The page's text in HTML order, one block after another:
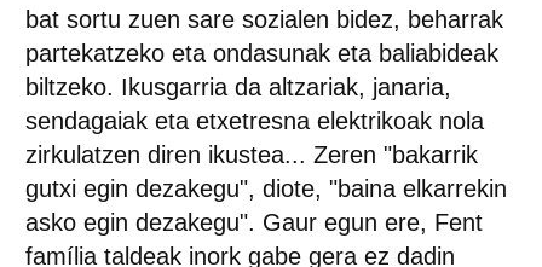
bat sortu zuen sare sozialen bidez, beharrak
partekatzeko eta ondasunak eta baliabideak
biltzeko. Ikusgarria da altzariak, janaria,
sendagaiak eta etxetresna elektrikoak nola
zirkulatzen diren ikustea... Zeren "bakarrik
gutxi egin dezakegu", diote, "baina elkarrekin
asko egin dezakegu". Gaur egun ere, Fent
família taldeak inork gabe gera ez dadin